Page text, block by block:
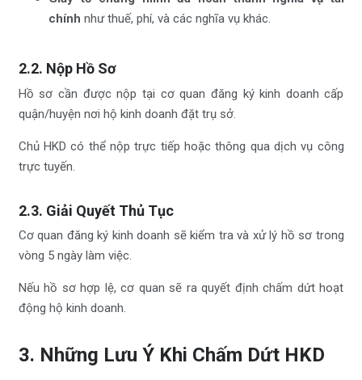
chính như thuế, phí, và các nghĩa vụ khác.
2.2. Nộp Hồ Sơ
Hồ sơ cần được nộp tại cơ quan đăng ký kinh doanh cấp
quận/huyện nơi hộ kinh doanh đặt trụ sở.
Chủ HKD có thể nộp trực tiếp hoặc thông qua dịch vụ công
trực tuyến.
2.3. Giải Quyết Thủ Tục
Cơ quan đăng ký kinh doanh sẽ kiểm tra và xử lý hồ sơ trong
vòng 5 ngày làm việc.
Nếu hồ sơ hợp lệ, cơ quan sẽ ra quyết định chấm dứt hoạt
động hộ kinh doanh.
3. Những Lưu Ý Khi Chấm Dứt HKD